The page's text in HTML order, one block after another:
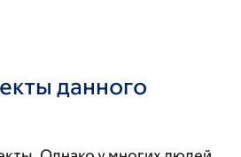
данного